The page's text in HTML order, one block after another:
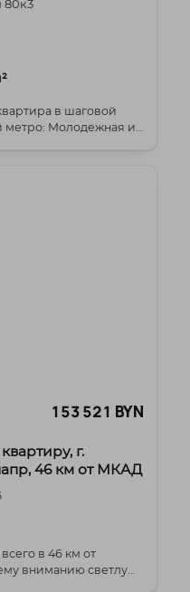
80к3
в шаговой
метро: Молодежная и
153 521 BYN
г.
46 км от МКАД
в 46 км от